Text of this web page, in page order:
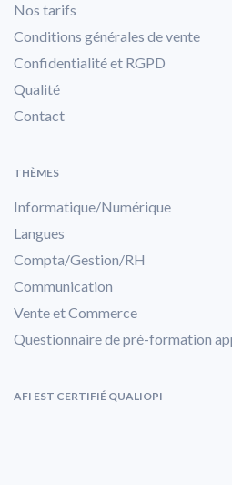
Nos tarifs
Conditions générales de vente
Confidentialité et RGPD
Qualité
Contact
THÈMES
Informatique/Numérique
Langues
Compta/Gestion/RH
Communication
Vente et Commerce
Questionnaire de pré-formation
AFI EST CERTIFIÉ QUALIOPI